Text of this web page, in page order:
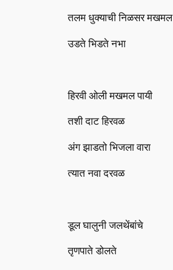
तलम धुक्याची निळसर मखमल
उडते भिडते नभा
हिरवी ओली मखमल पायी
तशी दाट हिरवळ
अंग झाडतो भिजला वारा
त्यात नवा दरवळ
डूल घालुनी जलथेंबांचे
तृणपाते डोलते